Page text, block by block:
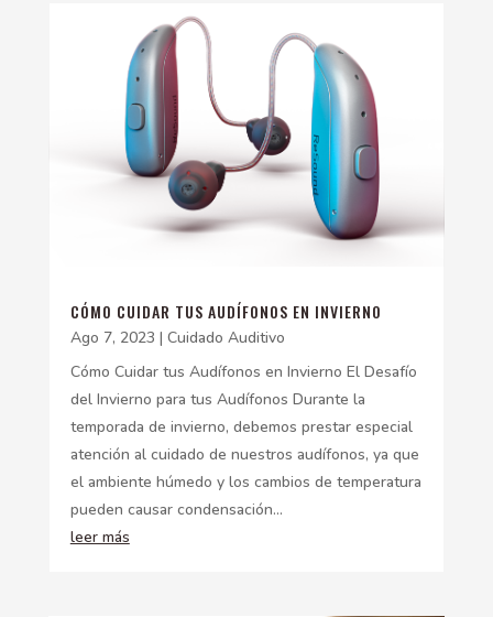
CÓMO CUIDAR TUS AUDÍFONOS EN INVIERNO
Ago 7, 2023 | Cuidado Auditivo
Cómo Cuidar tus Audífonos en Invierno El Desafío
del Invierno para tus Audífonos Durante la
temporada de invierno, debemos prestar especial
atención al cuidado de nuestros audífonos, ya que
el ambiente húmedo y los cambios de temperatura
pueden causar condensación...
leer más